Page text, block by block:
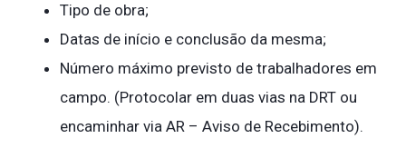
Tipo de obra;
Datas de início e conclusão da mesma;
Número máximo previsto de trabalhadores em
campo. (Protocolar em duas vias na DRT ou
encaminhar via AR – Aviso de Recebimento).